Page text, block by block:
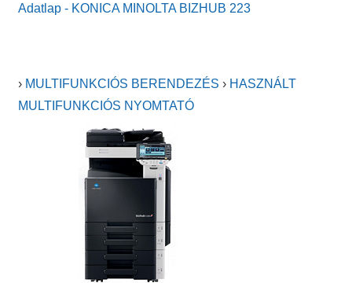
Adatlap - KONICA MINOLTA BIZHUB 223
› MULTIFUNKCIÓS BERENDEZÉS › HASZNÁLT
MULTIFUNKCIÓS NYOMTATÓ